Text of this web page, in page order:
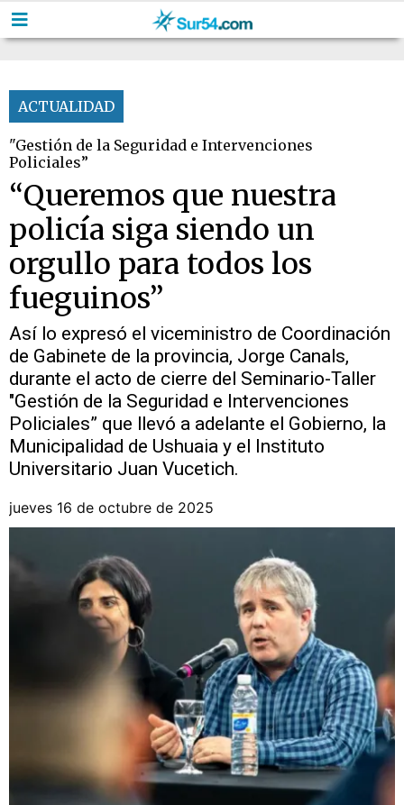
ACTUALIDAD
"Gestión de la Seguridad e Intervenciones
Policiales”
“Queremos que nuestra
policía siga siendo un
orgullo para todos los
fueguinos”
Así lo expresó el viceministro de Coordinación
de Gabinete de la provincia, Jorge Canals,
durante el acto de cierre del Seminario-Taller
"Gestión de la Seguridad e Intervenciones
Policiales” que llevó a adelante el Gobierno, la
Municipalidad de Ushuaia y el Instituto
Universitario Juan Vucetich.
jueves 16 de octubre de 2025